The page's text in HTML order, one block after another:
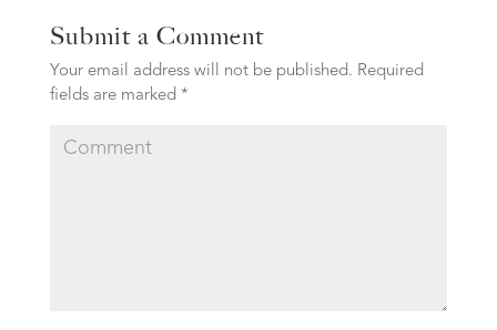
Submit a Comment
Your email address will not be published. Required
fields are marked *